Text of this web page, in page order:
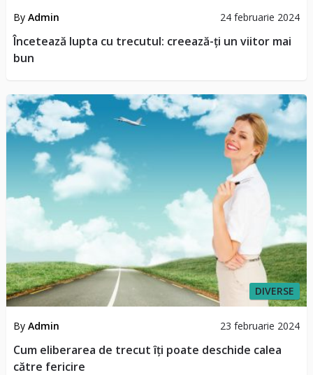
By Admin 24 februarie 2024
Încetează lupta cu trecutul: creează-ți un viitor mai
bun
DIVERSE
By Admin 23 februarie 2024
Cum eliberarea de trecut îți poate deschide calea
către fericire